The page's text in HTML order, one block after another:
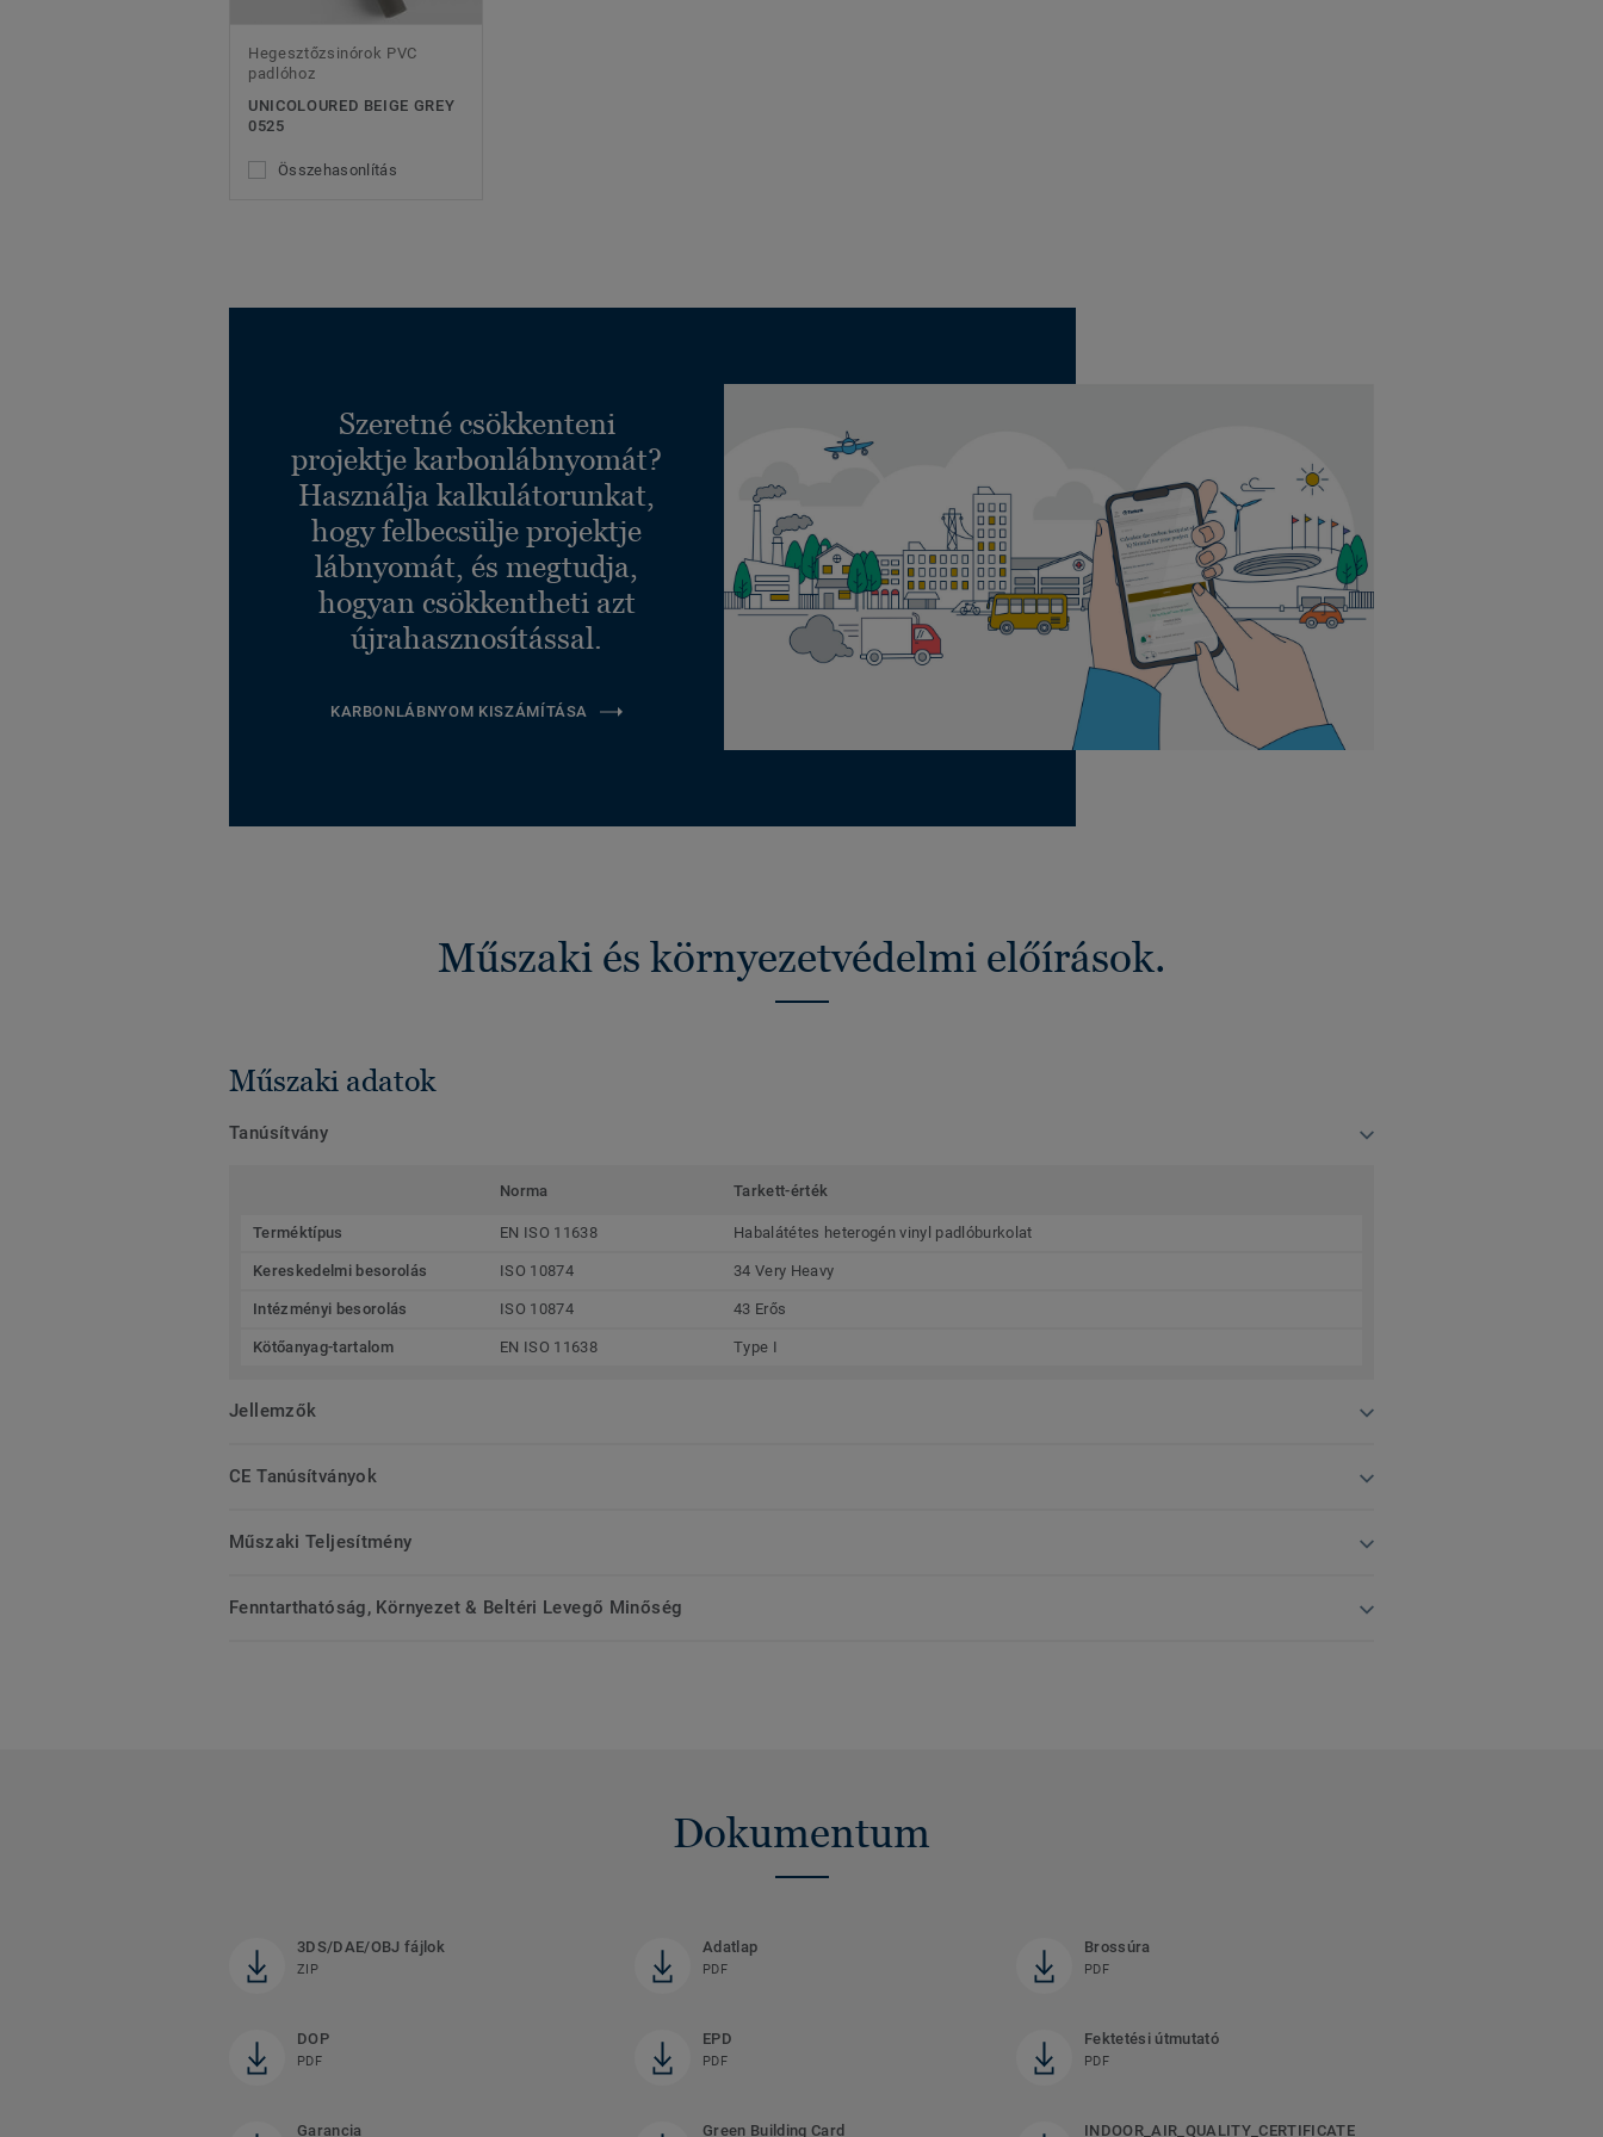
Hegesztőzsinórok PVC
padlóhoz
UNICOLOURED BEIGE GREY
0525
Összehasonlítás
Szeretné csökkenteni
projektje karbonlábnyomát?
Használja kalkulátorunkat,
hogy felbecsülje projektje
lábnyomát, és megtudja,
hogyan csökkentheti azt
újrahasznosítással.
KARBONLÁBNYOM KISZÁMÍTÁSA
Műszaki és környezetvédelmi előírások.
Műszaki adatok
Tanúsítvány
Norma Tarkett-érték
Terméktípus EN ISO 11638 Habalátétes heterogén vinyl padlóburkolat
Kereskedelmi besorolás ISO 10874 34 Very Heavy
Intézményi besorolás ISO 10874 43 Erős
Kötőanyag-tartalom EN ISO 11638 Type I
Jellemzők
CE Tanúsítványok
Műszaki Teljesítmény
Fenntarthatóság, Környezet & Beltéri Levegő Minőség
Dokumentum
3DS/DAE/OBJ fájlok
ZIP
Adatlap
PDF
Brossúra
PDF
DOP
PDF
EPD
PDF
Fektetési útmutató
PDF
Garancia Green Building Card INDOOR_AIR_QUALITY_CERTIFICATE